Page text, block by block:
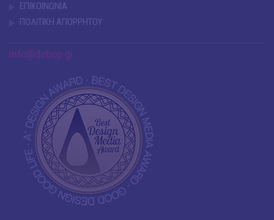
ΕΠΙΚΟΙΝΩΝΙΑ
ΠΟΛΙΤΙΚΗ ΑΠΟΡΡΗΤΟΥ
info@debop.gr